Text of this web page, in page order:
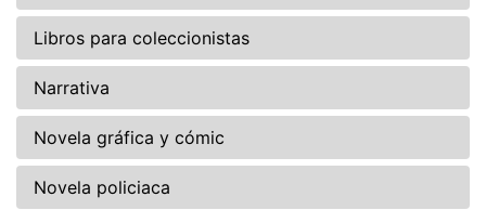
Libros para coleccionistas
Narrativa
Novela gráfica y cómic
Novela policiaca